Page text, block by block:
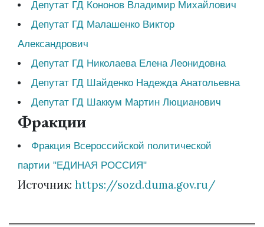
Депутат ГД Кононов Владимир Михайлович
Депутат ГД Малашенко Виктор
Александрович
Депутат ГД Николаева Елена Леонидовна
Депутат ГД Шайденко Надежда Анатольевна
Депутат ГД Шаккум Мартин Люцианович
Фракции
Фракция Всероссийской политической
партии "ЕДИНАЯ РОССИЯ"
Источник: https://sozd.duma.gov.ru/